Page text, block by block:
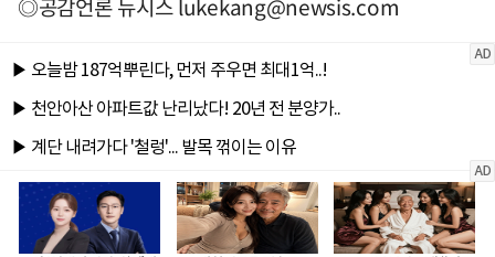
◎공감언론 뉴시스lukekang@newsis.com